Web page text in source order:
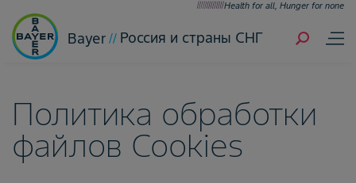
Health for all, Hunger for none
Bayer Россия и страны СНГ
Политика обработки
файлов Cookies